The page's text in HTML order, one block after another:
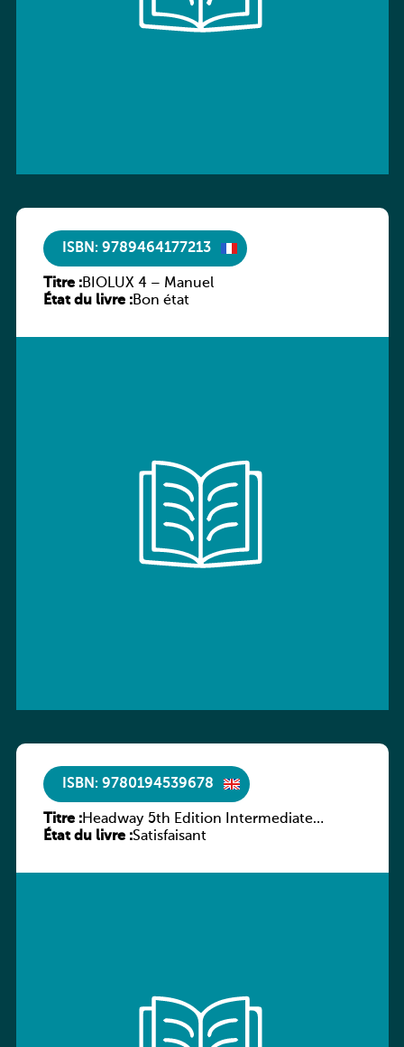
ISBN: 9789464177213
Titre :BIOLUX 4 – Manuel
État du livre :Bon état
ISBN: 9780194539678
Titre :Headway 5th Edition Intermediate
Workbook without key
État du livre :Satisfaisant